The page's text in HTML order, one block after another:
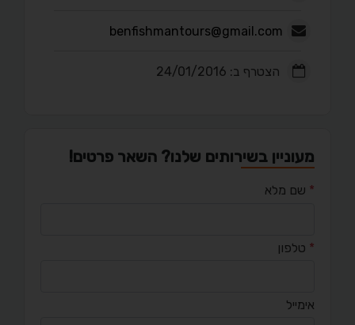
benfishmantours@gmail.com
הצטרף ב: 24/01/2016
מעוניין בשירותים שלנו? השאר פרטים!
* שם מלא
* טלפון
אימייל